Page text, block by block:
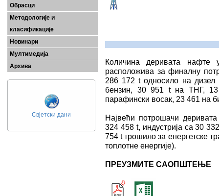
Обрасци
Методологије и
класификације
Новинари
Мултимедија
Архива
Свјетски дани
Количина деривата нафте
расположива за финалну
286 172 t односило на
бензин, 30 951 t на ТНГ,
парафински восак, 23 461 на
Највећи потрошачи
324 458 t, индустријa са 30
754 t трошило за енергетске
топлотне енергије).
ПРЕУЗМИТЕ САОПШТЕЊЕ